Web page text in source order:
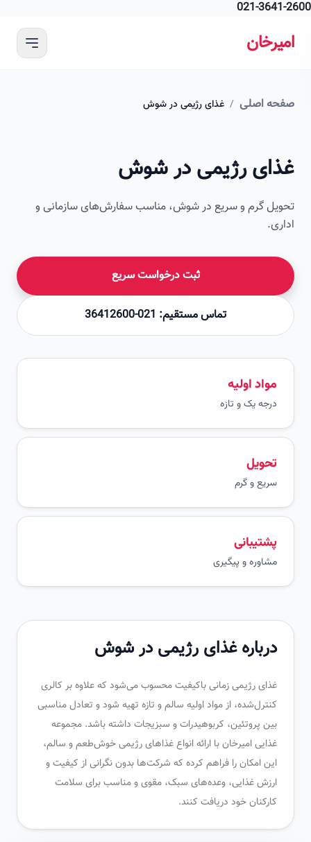
021-
اصلی / غذای رژیمی در شوش
رژیمی در شوش
گرم و سریع در شوش، مناسب سفارش‌های سازمانی و
ثبت درخواست سریع
تماس مستقیم: 021-36412600
مواد اولیه
درجه یک و تازه
سریع و گرم
پشتیبانی
مشاوره و پیگیری
درباره غذای رژیمی در شوش
غذای رژیمی زمانی باکیفیت محسوب می‌شود که علاوه بر کالری
کنترل‌شده، از مواد اولیه سالم و تازه تهیه شود و تعادل مناسبی
بین پروتئین، کربوهیدرات و سبزیجات داشته باشد. مجموعه
غذایی امیرخان با ارائه انواع غذاهای رژیمی خوش‌طعم و سالم،
این امکان را فراهم کرده که شرکت‌ها بدون نگرانی از کیفیت و
ارزش غذایی، وعده‌های سبک، مقوی و مناسب برای سلامت
کارکنان خود دریافت کنند.